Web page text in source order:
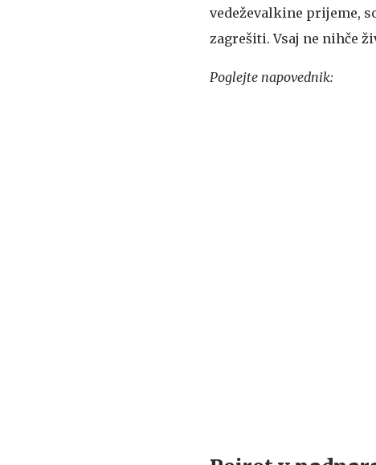
vedeževalkine prijeme,
zagrešiti. Vsaj ne nihče
Poglejte napovednik: